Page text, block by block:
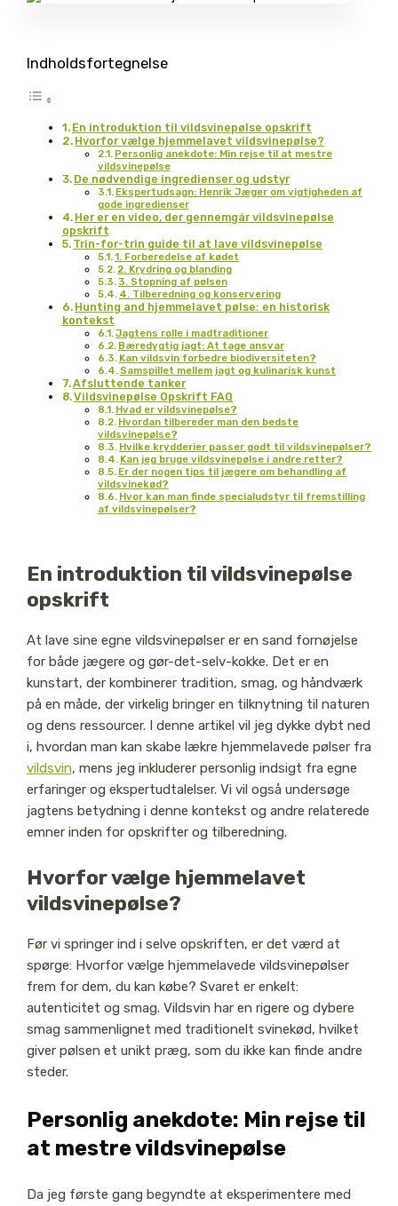
Indholdsfortegnelse
En introduktion til vildsvinepølse opskrift
Hvorfor vælge hjemmelavet vildsvinepølse?
Personlig anekdote: Min rejse til at mestre
vildsvinepølse
De nødvendige ingredienser og udstyr
Ekspertudsagn: Henrik Jæger om vigtigheden af
gode ingredienser
Her er en video, der gennemgår vildsvinepølse
opskrift
Trin-for-trin guide til at lave vildsvinepølse
1. Forberedelse af kødet
2. Krydring og blanding
3. Stopning af pølsen
4. Tilberedning og konservering
Hunting and hjemmelavet pølse: en historisk
kontekst
Jagtens rolle i madtraditioner
Bæredygtig jagt: At tage ansvar
Kan vildsvin forbedre biodiversiteten?
Samspillet mellem jagt og kulinarisk kunst
Afsluttende tanker
Vildsvinepølse Opskrift FAQ
Hvad er vildsvinepølse?
Hvordan tilbereder man den bedste
vildsvinepølse?
Hvilke krydderier passer godt til vildsvinepølser?
Kan jeg bruge vildsvinepølse i andre retter?
Er der nogen tips til jægere om behandling af
vildsvinekød?
Hvor kan man finde specialudstyr til fremstilling
af vildsvinepølser?
En introduktion til vildsvinepølse
opskrift
At lave sine egne vildsvinepølser er en sand fornøjelse
for både jægere og gør-det-selv-kokke. Det er en
kunstart, der kombinerer tradition, smag, og håndværk
på en måde, der virkelig bringer en tilknytning til naturen
og dens ressourcer. I denne artikel vil jeg dykke dybt ned
i, hvordan man kan skabe lækre hjemmelavede pølser fra
vildsvin, mens jeg inkluderer personlig indsigt fra egne
erfaringer og ekspertudtalelser. Vi vil også undersøge
jagtens betydning i denne kontekst og andre relaterede
emner inden for opskrifter og tilberedning.
Hvorfor vælge hjemmelavet
vildsvinepølse?
Før vi springer ind i selve opskriften, er det værd at
spørge: Hvorfor vælge hjemmelavede vildsvinepølser
frem for dem, du kan købe? Svaret er enkelt:
autenticitet og smag. Vildsvin har en rigere og dybere
smag sammenlignet med traditionelt svinekød, hvilket
giver pølsen et unikt præg, som du ikke kan finde andre
steder.
Personlig anekdote: Min rejse til
at mestre vildsvinepølse
Da jeg første gang begyndte at eksperimentere med